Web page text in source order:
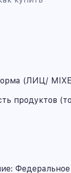
(ЛИЦ/
продуктов